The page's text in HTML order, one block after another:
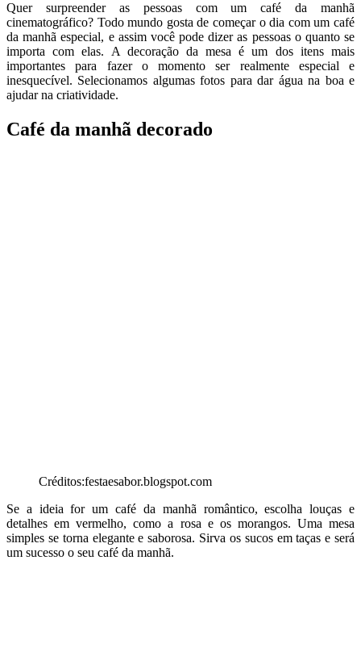
Quer surpreender as pessoas com um café da manhã
cinematográfico? Todo mundo gosta de começar o dia com um café
da manhã especial, e assim você pode dizer as pessoas o quanto se
importa com elas. A decoração da mesa é um dos itens mais
importantes para fazer o momento ser realmente especial e
inesquecível. Selecionamos algumas fotos para dar água na boa e
ajudar na criatividade.
Café da manhã decorado
Créditos:festaesabor.blogspot.com
Se a ideia for um café da manhã romântico, escolha louças e
detalhes em vermelho, como a rosa e os morangos. Uma mesa
simples se torna elegante e saborosa. Sirva os sucos em taças e será
um sucesso o seu café da manhã.